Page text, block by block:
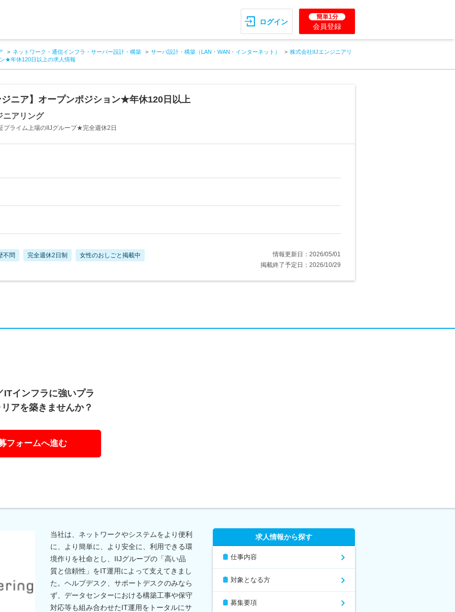
ログイン
簡単1分
会員登録
ネットワーク・通信インフラ・サーバー設計・構築 サーバ設計・構築（LAN・WAN・インターネット）
株式会社IIJエンジニアリ
★年休120日以上の求人情報
ニア】オープンポジション★年休120日以上
ニアリング
ライム上場のIIJグループ★完全週休2日
不問 完全週休2日制 女性のおしごと掲載中
情報更新日：2026/05/01
掲載終了予定日：2026/10/29
インフラに強いプラ
アを築きませんか？
フォームへ進む
当社は、ネットワークやシステムをより便利
に、より簡単に、より安全に、利用できる環
境作りを社命とし、IIJグループの「高い品
質と信頼性」をIT運用によって支えてきまし
た。ヘルプデスク、サポートデスクのみなら
ず、データセンターにおける構築工事や保守
対応等も組み合わせたIT運用をトータルにサ
求人情報から探す
仕事内容
対象となる方
募集要項